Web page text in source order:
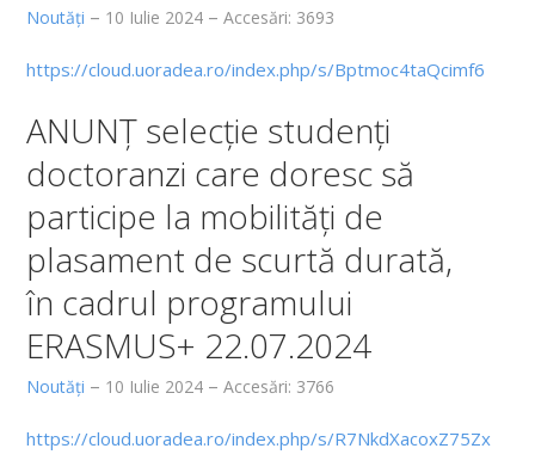
Departamentul Farmacie
Secretariat
Documente
Alegeri academice
Arhiva (vechiul website)
CERCETARE
Laboratoare FMF si SDSBM
Noutăți 10 Iulie 2024 Accesări: 3693
https://cloud.uoradea.ro/index.php/s/Bptmoc4taQcimf6
ANUNȚ selecție studenți
doctoranzi care doresc să
participe la mobilități de
plasament de scurtă durată,
în cadrul programului
ERASMUS+ 22.07.2024
Noutăți 10 Iulie 2024 Accesări: 3766
https://cloud.uoradea.ro/index.php/s/R7NkdXacoxZ75Zx